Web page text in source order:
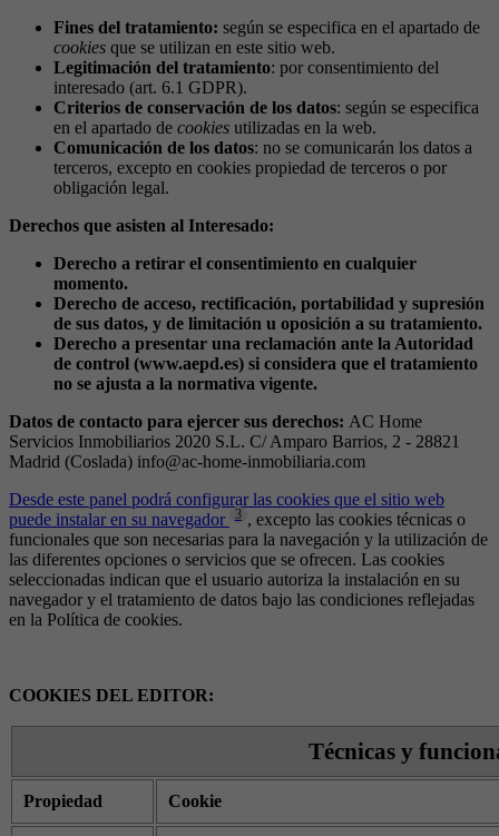
Fines del tratamiento: según se especifica en el apartado de
cookies que se utilizan en este sitio web.
Legitimación del tratamiento: por consentimiento del
interesado (art. 6.1 GDPR).
Criterios de conservación de los datos: según se especifica
en el apartado de cookies utilizadas en la web.
Comunicación de los datos: no se comunicarán los datos a
terceros, excepto en cookies propiedad de terceros o por
obligación legal.
Derechos que asisten al Interesado:
Derecho a retirar el consentimiento en cualquier
momento.
Derecho de acceso, rectificación, portabilidad y supresión
de sus datos, y de limitación u oposición a su tratamiento.
Derecho a presentar una reclamación ante la Autoridad
de control (www.aepd.es) si considera que el tratamiento
no se ajusta a la normativa vigente.
Datos de contacto para ejercer sus derechos: AC Home
Servicios Inmobiliarios 2020 S.L. C/ Amparo Barrios, 2 - 28821
Madrid (Coslada) info@ac-home-inmobiliaria.com
Desde este panel podrá configurar las cookies que el sitio web
puede instalar en su navegador
3 , excepto las cookies técnicas o
funcionales que son necesarias para la navegación y la utilización de
las diferentes opciones o servicios que se ofrecen. Las cookies
seleccionadas indican que el usuario autoriza la instalación en su
navegador y el tratamiento de datos bajo las condiciones reflejadas
en la Política de cookies.
COOKIES DEL EDITOR:
Técnicas y
Propiedad Cookie